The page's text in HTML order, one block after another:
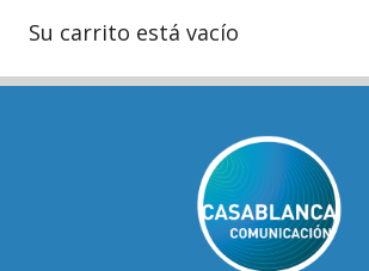
Su carrito está vacío